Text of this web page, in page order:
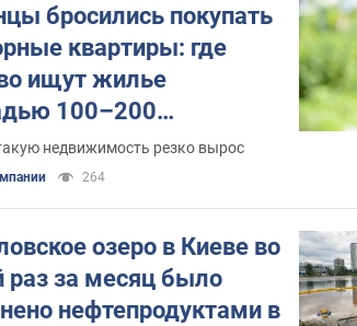
бросились покупать
квартиры: где
ищут жилье
100–200
недвижимость резко вырос
264
озеро в Киеве во
раз за месяц было
нефтепродуктами в